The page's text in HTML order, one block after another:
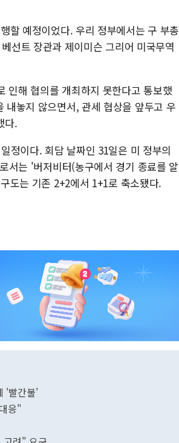
할 예정이었다. 우리 정부에서는 구 부총
선트 장관과 제이미슨 그리어 미국무역
인해 협의를 개최하지 못한다고 통보했
놓지 않으면서, 관세 협상을 앞두고 우
다.
정이다. 회담 날짜인 31일은 미 정부의
서는 '버저비터(농구에서 경기 종료를 알
도는 기존 2+2에서 1+1로 축소됐다.
'빨간불'
응"